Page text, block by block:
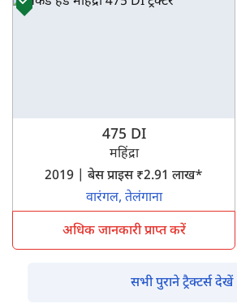
475 DI
महिंद्रा
2019 | बेस प्राइस ₹2.91 लाख*
वारंगल, तेलंगाना
अधिक जानकारी प्राप्त करें
सभी पुराने ट्रैक्टर्स देखें